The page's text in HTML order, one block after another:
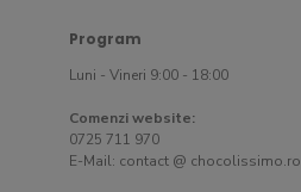
Program
Luni - Vineri 9:00 - 18:00
Comenzi website:
0725 711 970
E-Mail: contact @ chocolissimo.ro